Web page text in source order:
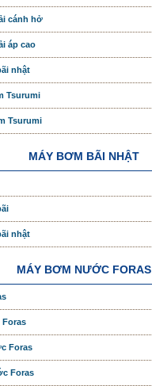
cánh hở
áp cao
nhật
Tsurumi
Tsurumi
MÁY BƠM BÃI NHẬT
nhật
MÁY BƠM NƯỚC FORAS
Foras
Foras
Foras